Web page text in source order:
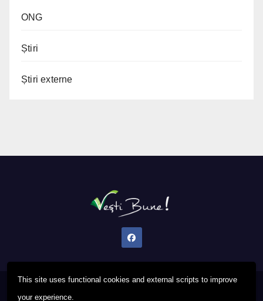
This site uses functional cookies and external scripts to improve
your experience.
ONG
Știri
Știri externe
Proudly powered by WordPress